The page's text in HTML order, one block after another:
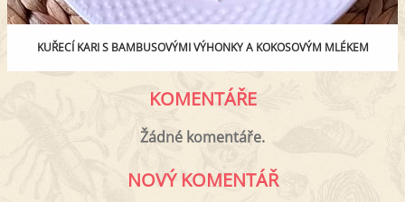
KUŘECÍ KARI S BAMBUSOVÝMI VÝHONKY A KOKOSOVÝM MLÉKEM
KOMENTÁŘE
Žádné komentáře.
NOVÝ KOMENTÁŘ